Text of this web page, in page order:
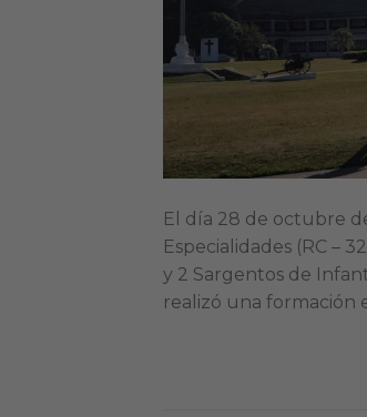
El día 28 de octubre
Especialidades (RC –
y 2 Sargentos de
realizó una formación